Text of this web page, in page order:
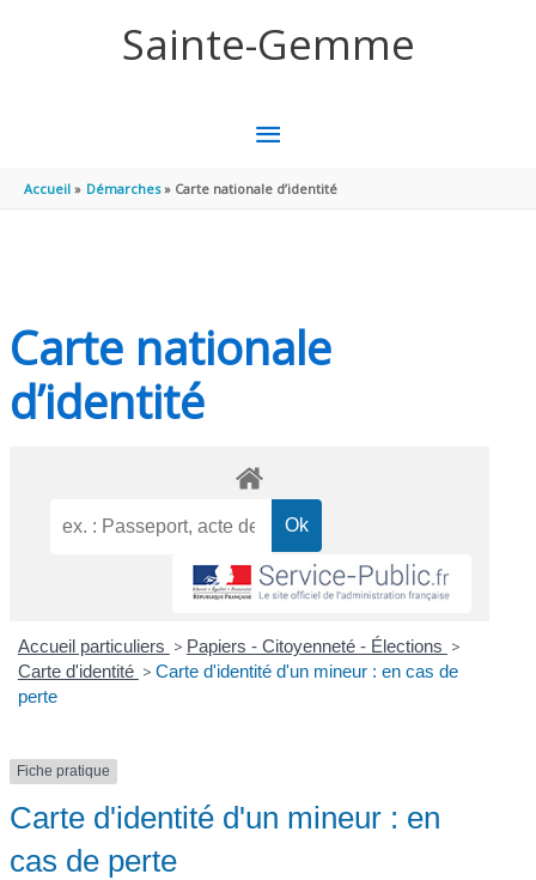
Sainte-Gemme
MENU
PRINCIPAL
Accueil Démarches Carte nationale d’identité
Carte nationale
d’identité
Accueil particuliers > Papiers - Citoyenneté - Élections >
Carte d'identité > Carte d'identité d'un mineur : en cas de
perte
Fiche pratique
Carte d'identité d'un mineur : en
cas de perte